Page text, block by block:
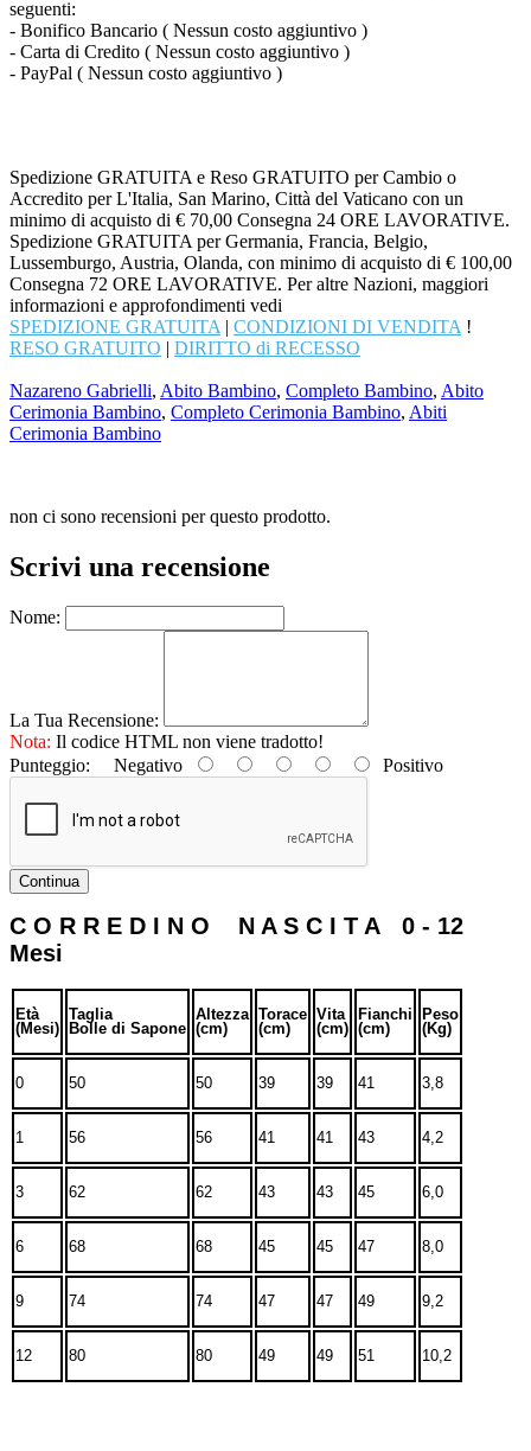
seguenti:
- Bonifico Bancario ( Nessun costo aggiuntivo )
- Carta di Credito ( Nessun costo aggiuntivo )
- PayPal ( Nessun costo aggiuntivo )
Spedizione GRATUITA e Reso GRATUITO per Cambio o
Accredito per L'Italia, San Marino, Città del Vaticano con un
minimo di acquisto di € 70,00 Consegna 24 ORE LAVORATIVE.
Spedizione GRATUITA per Germania, Francia, Belgio,
Lussemburgo, Austria, Olanda, con minimo di acquisto di € 100,00
Consegna 72 ORE LAVORATIVE. Per altre Nazioni, maggiori
informazioni e approfondimenti vedi
SPEDIZIONE GRATUITA | CONDIZIONI DI VENDITA !
RESO GRATUITO | DIRITTO di RECESSO
Nazareno Gabrielli, Abito Bambino, Completo Bambino, Abito
Cerimonia Bambino, Completo Cerimonia Bambino, Abiti
Cerimonia Bambino
non ci sono recensioni per questo prodotto.
Scrivi una recensione
Nome:
La Tua Recensione:
Nota: Il codice HTML non viene tradotto!
Punteggio: Negativo Positivo
Continua
C O R R E D I N O N A S C I T A 0 - 12
Mesi
Età
(Mesi)
Taglia
Bolle di Sapone
Altezza
(cm)
Torace
(cm)
Vita
(cm)
Fianchi
(cm)
Peso
(Kg)
0 50 50 39 39 41 3,8
1 56 56 41 41 43 4,2
3 62 62 43 43 45 6,0
6 68 68 45 45 47 8,0
9 74 74 47 47 49 9,2
12 80 80 49 49 51 10,2